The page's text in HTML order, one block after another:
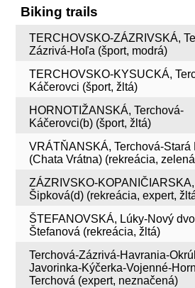
Biking trails
TERCHOVSKO-ZÁZRIVSKÁ,
Zázrivá-Hoľa (šport, modrá)
TERCHOVSKO-KYSUCKÁ,
Káčerovci (šport, žltá)
HORNOTIŽANSKÁ, Terchová-
Káčerovci(b) (šport, žltá)
VRÁTŇANSKÁ, Terchová-Stará
(Chata Vrátna) (rekreácia,
ZÁZRIVSKO-
Šipková(d) (rekreácia, expert,
ŠTEFANOVSKÁ, Lúky-Nový
Štefanová (rekreácia, žltá)
Terchová-Zázrivá-Havrania-
Javorinka-Kýčerka-Vojenné-
Terchová (expert, neznačená)